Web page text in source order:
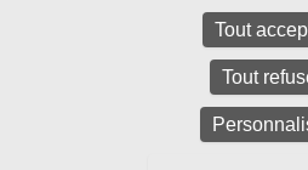
Tout
Tout